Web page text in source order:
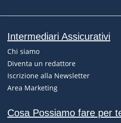
contattare l’IVASS possono
Center Intermediari, una li...
Lug 21, 2026
Intermediari Assicurativi
Chi siamo
Diventa un redattore
Iscrizione alla Newsletter
Area Marketing
Cosa Possiamo fare per